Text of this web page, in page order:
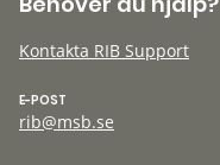
Kontakta RIB Support
E-POST
rib@msb.se